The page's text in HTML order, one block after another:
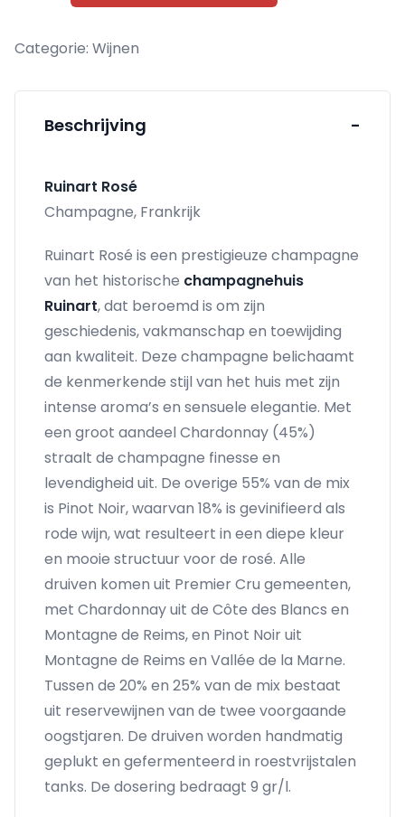
aantal
Categorie: Wijnen
Beschrijving -
Ruinart Rosé
Champagne, Frankrijk
Ruinart Rosé is een prestigieuze champagne
van het historische champagnehuis
Ruinart, dat beroemd is om zijn
geschiedenis, vakmanschap en toewijding
aan kwaliteit. Deze champagne belichaamt
de kenmerkende stijl van het huis met zijn
intense aroma’s en sensuele elegantie. Met
een groot aandeel Chardonnay (45%)
straalt de champagne finesse en
levendigheid uit. De overige 55% van de mix
is Pinot Noir, waarvan 18% is gevinifieerd als
rode wijn, wat resulteert in een diepe kleur
en mooie structuur voor de rosé. Alle
druiven komen uit Premier Cru gemeenten,
met Chardonnay uit de Côte des Blancs en
Montagne de Reims, en Pinot Noir uit
Montagne de Reims en Vallée de la Marne.
Tussen de 20% en 25% van de mix bestaat
uit reservewijnen van de twee voorgaande
oogstjaren. De druiven worden handmatig
geplukt en gefermenteerd in roestvrijstalen
tanks. De dosering bedraagt 9 gr/l.